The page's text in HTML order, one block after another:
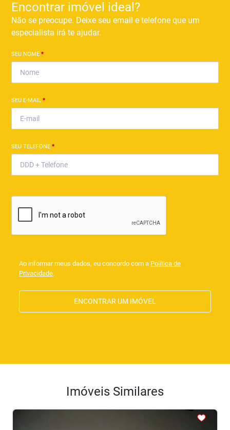
Encontrar imóvel ideal?
Não se preocupe. Deixe seu email e telefone que um
especialista irá te ajudar.
SEU NOME*
SEU E-MAIL*
SEU TELEFONE*
Ao informar meus dados, eu concordo com a Política de
Privacidade.
ENCONTRAR UM IMÓVEL
Imóveis Similares
<